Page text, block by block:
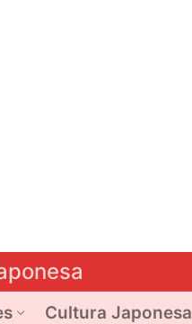
Cultura Japonesa